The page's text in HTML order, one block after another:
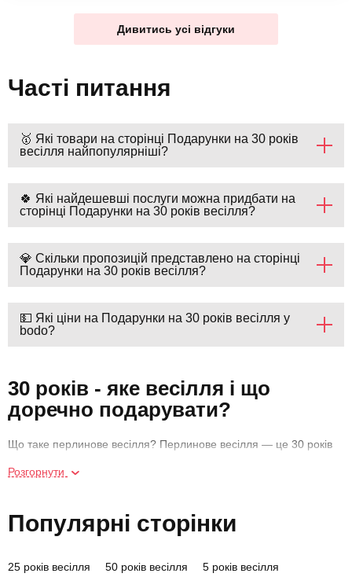
Дивитись усі відгуки
Часті питання
🥇 Які товари на сторінці Подарунки на 30 років
весілля найпопулярніші?
🍀 Які найдешевші послуги можна придбати на
сторінці Подарунки на 30 років весілля?
💎 Скільки пропозицій представлено на сторінці
Подарунки на 30 років весілля?
💵 Які ціни на Подарунки на 30 років весілля у
bodo?
30 років - яке весілля і що
доречно подарувати?
Що таке перлинове весілля? Перлинове весілля — це 30 років
кожному етапі сімейного життя пара разом долає певні рубежі,
доведена мільйонами сімей.
Розгорнути
Популярні сторінки
25 років весілля 50 років весілля
5 років весілля